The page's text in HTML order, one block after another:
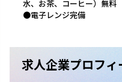
水、お茶、コーヒー）無料
●電子レンジ完備
求人企業プロフィ